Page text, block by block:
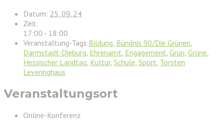
Datum: 25. 09. 24
Zeit:
17:00 - 18:00
Veranstaltung-Tags:Bildung, Bündnis 90/Die Grünen,
Darmstadt-Dieburg, Ehrenamt, Engagement, Grün, Grüne,
Hessischer Landtag, Kultur, Schule, Sport, Torsten
Leveringhaus
Veranstaltungsort
Online-Konferenz